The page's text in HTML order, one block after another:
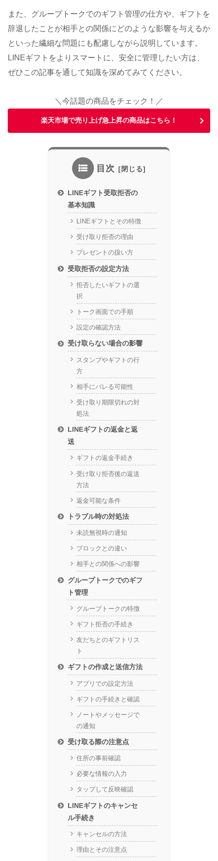
また、グループトークでのギフト管理の仕方や、ギフトを
辞退したことが相手との関係にどのような影響を与えるか
といった繊細な問題にも配慮しながら説明しています。
LINEギフトをよりスマートに、安全に管理したい方は、
ぜひこの記事を通して知識を深めてみてください。
＼今話題の商品をチェック！／
楽天市場で売り上げ急上昇の商品はこちら！
目次
LINEギフト受取拒否の
基本知識
LINEギフトとその特徴
受け取り拒否の理由
プレゼントの扱い方
受取拒否の設定方法
拒否したいギフトの選
択
トーク画面での手順
設定の確認方法
受け取らない場合の影響
スタンプやギフトの行
方
相手にバレる可能性
受け取り期限切れの対
処法
LINEギフトの返金と返
送
ギフトの返金手続き
受け取り拒否後の返送
方法
返金可能な条件
トラブル時の対処法
未読無視時の通知
ブロックとの違い
相手との関係への影響
グループトークでのギフ
ト管理
グループトークの特徴
ギフト拒否の手続き
友だちとのギフトリス
ト
ギフトの作成と送信方法
アプリでの設定方法
ギフトの手続きと確認
ノートやメッセージで
の通知
受け取る際の注意点
住所の事前確認
必要な情報の入力
タップして反映確認
LINEギフトのキャンセ
ル手続き
キャンセルの方法
理由とその注意点